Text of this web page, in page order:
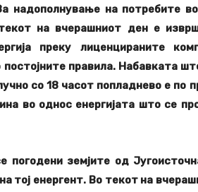
надополнување на потребите
на вчерашниот ден е
преку лиценцираните
постојните правила. Набавката
со 18 часот попладнево е по
во однос енергијата што се
погодени земјите од
тој енергент. Во текот на